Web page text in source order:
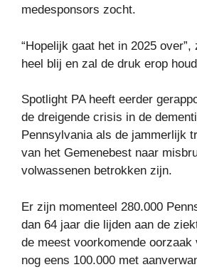
medesponsors zocht.
“Hopelijk gaat het in 2025 over”,
heel blij en zal de druk erop
Spotlight PA heeft eerder
de dreigende crisis in de
Pennsylvania als de jammerlijk
van het Gemenebest naar
volwassenen betrokken zijn.
Er zijn momenteel 280.000
dan 64 jaar die lijden aan de
de meest voorkomende oorzaak
nog eens 100.000 met